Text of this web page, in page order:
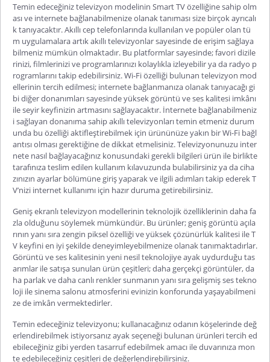
Temin edeceğiniz televizyon modelinin Smart TV özelliğine sahip olm
ası ve internete bağlanabilmenize olanak tanıması size birçok ayrıcalı
k tanıyacaktır. Akıllı cep telefonlarında kullanılan ve popüler olan tü
m uygulamalara artık akıllı televizyonlar sayesinde de erişim sağlaya
bilmeniz mümkün olmaktadır. Bu platformlar sayesinde; favori dizile
rinizi, filmlerinizi ve programlarınızı kolaylıkla izleyebilir ya da radyo p
rogramlarını takip edebilirsiniz. Wi-Fi özelliği bulunan televizyon mod
ellerinin tercih edilmesi; internete bağlanmanıza olanak tanıyacağı gi
bi diğer donanımları sayesinde yüksek görüntü ve ses kalitesi imkânı
ile seyir keyfinizin artmasını sağlayacaktır. İnternete bağlanabilmeniz
i sağlayan donanıma sahip akıllı televizyonları temin etmeniz durum
unda bu özelliği aktifleştirebilmek için ürününüze yakın bir Wi-Fi bağl
antısı olması gerektiğine de dikkat etmelisiniz. Televizyonunuzu inter
nete nasıl bağlayacağınız konusundaki gerekli bilgileri ürün ile birlikte
tarafınıza teslim edilen kullanım kılavuzunda bulabilirsiniz ya da ciha
zınızın ayarlar bölümüne giriş yaparak ve ilgili adımları takip ederek T
V’nizi internet kullanımı için hazır duruma getirebilirsiniz.
Geniş ekranlı televizyon modellerinin teknolojik özelliklerinin daha fa
zla olduğunu söylemek mümkündür. Bu ürünler; geniş görüntü açıla
rının yanı sıra zengin piksel özelliği ve yüksek çözünürlük kalitesi ile T
V keyfini en iyi şekilde deneyimleyebilmenize olanak tanımaktadırlar.
Görüntü ve ses kalitesinin yeni nesil teknolojiye ayak uydurduğu tas
arımlar ile satışa sunulan ürün çeşitleri; daha gerçekçi görüntüler, da
ha parlak ve daha canlı renkler sunmanın yanı sıra gelişmiş ses tekno
loji ile sinema salonu atmosferini evinizin konforunda yaşayabilmeni
ze de imkân vermektedirler.
Temin edeceğiniz televizyonu; kullanacağınız odanın köşelerinde değ
erlendirebilmek istiyorsanız ayak seçeneği bulunan ürünleri tercih ed
ebileceğiniz gibi yerden tasarruf edebilmek amacı ile duvarınıza mon
te edebileceğiniz çeşitleri de değerlendirebilirsiniz.